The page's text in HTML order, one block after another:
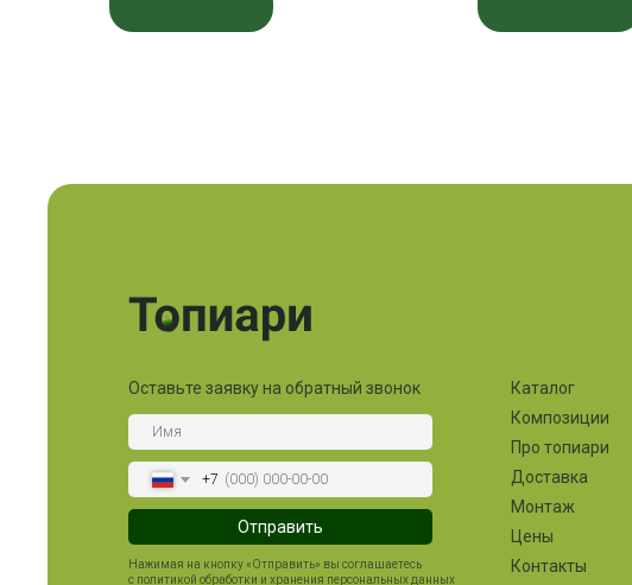
Оставьте заявку на обратный звонок
+7
Отправить
Нажимая на кнопку «Отправить» вы соглашаетесь
с политикой обработки и хранения персональных данных
Каталог
Композиции
Про топиари
Доставка
Монтаж
Цены
Контакты